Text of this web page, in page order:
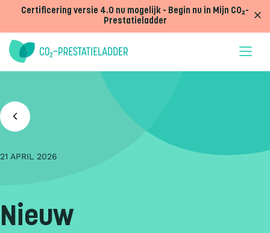
Certificering versie 4.0 nu mogelijk - Begin nu in Mijn CO₂-
Prestatieladder
21 APRIL 2026
Nieuw